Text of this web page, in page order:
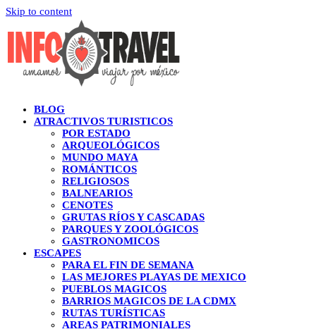
Skip to content
BLOG
ATRACTIVOS TURISTICOS
POR ESTADO
ARQUEOLÓGICOS
MUNDO MAYA
ROMÁNTICOS
RELIGIOSOS
BALNEARIOS
CENOTES
GRUTAS RÍOS Y CASCADAS
PARQUES Y ZOOLÓGICOS
GASTRONOMICOS
ESCAPES
PARA EL FIN DE SEMANA
LAS MEJORES PLAYAS DE MEXICO
PUEBLOS MAGICOS
BARRIOS MAGICOS DE LA CDMX
RUTAS TURÍSTICAS
AREAS PATRIMONIALES